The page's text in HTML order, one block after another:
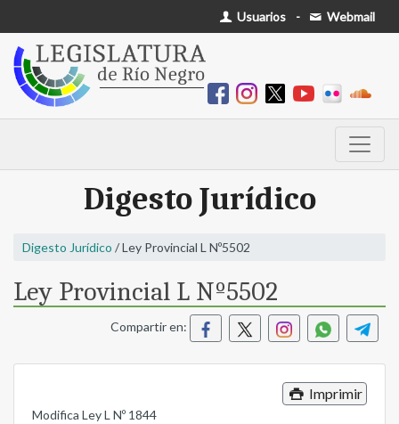
Usuarios - Webmail
Digesto Jurídico
Digesto Jurídico / Ley Provincial L Nº5502
Ley Provincial L Nº5502
Compartir en:
Imprimir
Modifica Ley L Nº 1844